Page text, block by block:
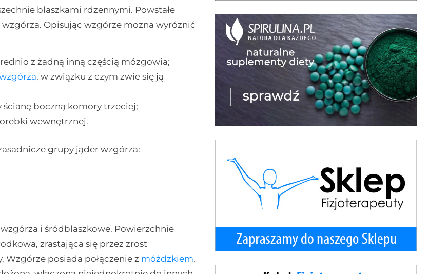
blaszkami rdzennymi. Powstałe
Opisując wzgórze można wyróżnić
z żadną inną częścią mózgowia;
, w związku z czym zwie się ją
boczną komory trzeciej;
wewnętrznej.
grupy jąder wzgórza:
i śródblaszkowe. Powierzchnie
zrastająca się przez zrost
posiada połączenie z móżdżkiem,